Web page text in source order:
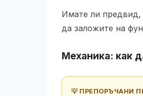
Имате ли предвид,
да заложите на
Механика: как
💡 ПРЕПОРЪЧАНИ